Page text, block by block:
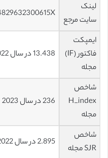
لینک
سایت مرجع
ایمپکت
فاکتور (IF)
مجله
13.438 در سال 2022
شاخص
H_index
مجله
236 در سال 2023
شاخص
SJR مجله
2.895 در سال 2022